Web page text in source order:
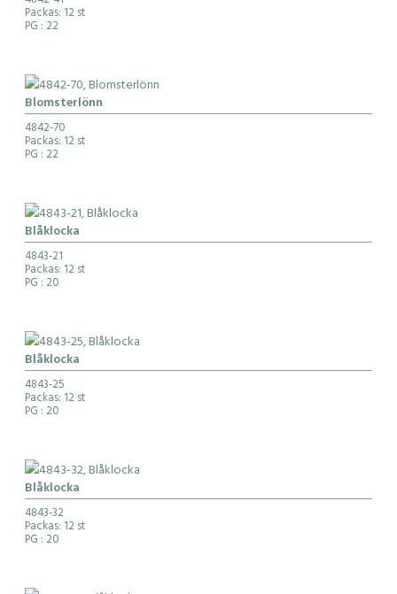
Packas: 12 st
PG : 22
Blomsterlönn
4842-70
Packas: 12 st
PG : 22
Blåklocka
4843-21
Packas: 12 st
PG : 20
Blåklocka
4843-25
Packas: 12 st
PG : 20
Blåklocka
4843-32
Packas: 12 st
PG : 20